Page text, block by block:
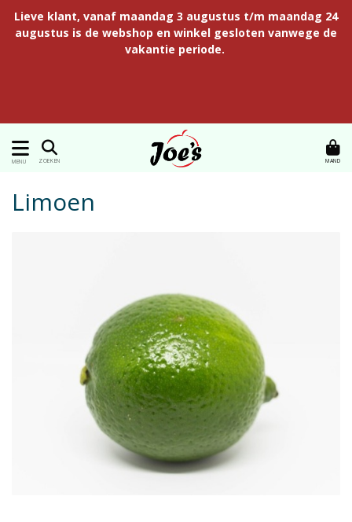
Lieve klant, vanaf maandag 3 augustus t/m maandag 24
augustus is de webshop en winkel gesloten vanwege de
vakantie periode.
MENU ZOEKEN MAND
Limoen